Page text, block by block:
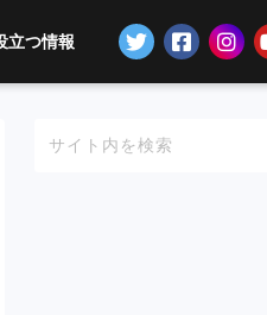
立つ情報